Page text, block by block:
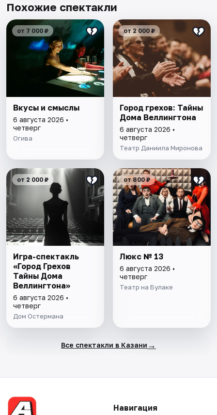
Похожие спектакли
от 7 000 ₽
Вкусы и смыслы
6 августа 2026 •
четверг
Огива
от 2 000 ₽
Город грехов: Тайны
Дома Веллингтона
6 августа 2026 •
четверг
Театр Даниила Миронова
от 2 000 ₽
Игра-спектакль
«Город Грехов
Тайны Дома
Веллингтона»
6 августа 2026 •
четверг
Дом Остермана
от 800 ₽
Люкс № 13
6 августа 2026 •
четверг
Театр на Булаке
Все спектакли в Казани →
Навигация